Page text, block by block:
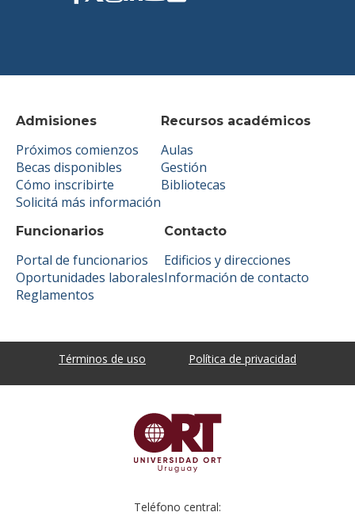
Admisiones
Próximos comienzos
Becas disponibles
Cómo inscribirte
Solicitá más información
Recursos académicos
Aulas
Gestión
Bibliotecas
Funcionarios
Portal de funcionarios
Oportunidades laborales
Reglamentos
Contacto
Edificios y direcciones
Información de contacto
Términos de uso Política de privacidad
Teléfono central: